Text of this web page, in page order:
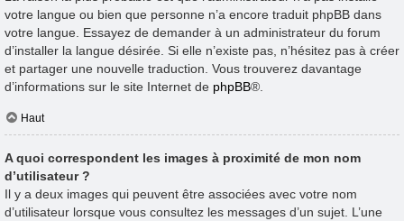
votre langue ou bien que personne n’a encore traduit phpBB dans
votre langue. Essayez de demander à un administrateur du forum
d’installer la langue désirée. Si elle n’existe pas, n’hésitez pas à créer
et partager une nouvelle traduction. Vous trouverez davantage
d’informations sur le site Internet de phpBB®.
Haut
A quoi correspondent les images à proximité de mon nom
d’utilisateur ?
Il y a deux images qui peuvent être associées avec votre nom
d’utilisateur lorsque vous consultez les messages d’un sujet. L’une